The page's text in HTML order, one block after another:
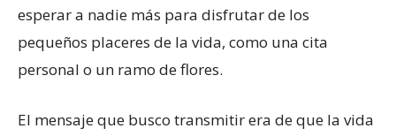
esperar a nadie más para disfrutar de los
pequeños placeres de la vida, como una cita
personal o un ramo de flores.
El mensaje que busco transmitir era de que la vida